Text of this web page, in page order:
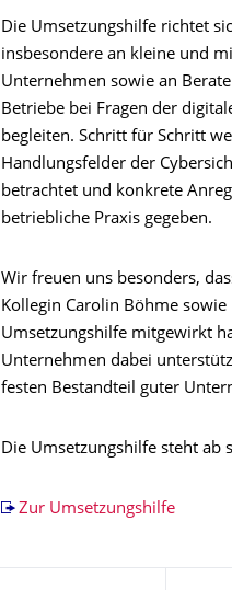
Die Umsetzungshilfe richtet
insbesondere an kleine und
Unternehmen sowie an
Betriebe bei Fragen der
begleiten. Schritt für Schritt
Handlungsfelder der
betrachtet und konkrete
betriebliche Praxis gegeben.
Wir freuen uns besonders,
Kollegin Carolin Böhme
Umsetzungshilfe mitgewirkt
Unternehmen dabei
festen Bestandteil guter
Die Umsetzungshilfe steht ab
Zur Umsetzungshilfe